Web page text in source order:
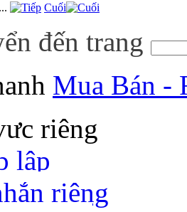
... Cuối
đến trang
Mua Bán -
riêng
lập
riêng